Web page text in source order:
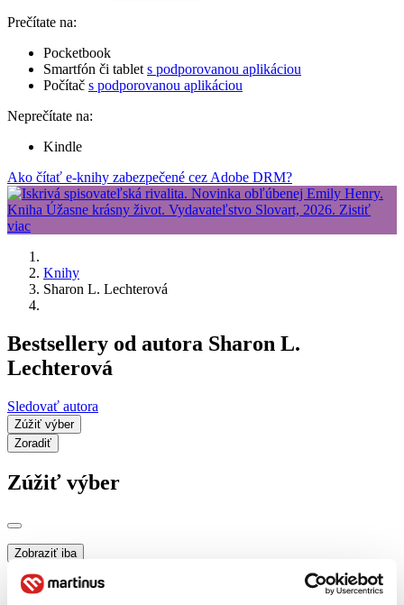
Prečítate na:
Pocketbook
Smartfón či tablet s podporovanou aplikáciou
Počítač s podporovanou aplikáciou
Neprečítate na:
Kindle
Ako čítať e-knihy zabezpečené cez Adobe DRM?
Knihy
Sharon L. Lechterová
Bestsellery od autora Sharon L.
Lechterová
Sledovať autora
Zúžiť výber
Zoradiť
Zúžiť výber
Zobraziť iba
zľavnené tituly (0 titulov)